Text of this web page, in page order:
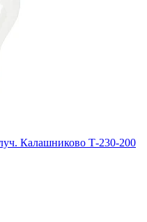
Калашниково Т-230-200